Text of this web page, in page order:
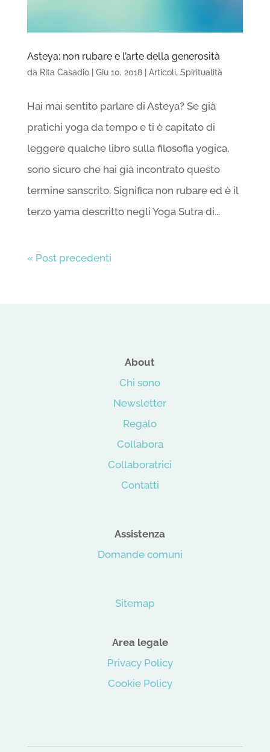
Asteya: non rubare e l’arte della generosità
da Rita Casadio| Giu 10, 2018| Articoli, Spiritualità
Hai mai sentito parlare di Asteya? Se già
pratichi yoga da tempo e ti è capitato di
leggere qualche libro sulla filosofia yogica,
sono sicuro che hai già incontrato questo
termine sanscrito. Significa non rubare ed è il
terzo yama descritto negli Yoga Sutra di...
« Post precedenti
About
Chi sono
Newsletter
Regalo
Collabora
Collaboratrici
Contatti
Assistenza
Domande comuni
Sitemap
Area legale
Privacy Policy
Cookie Policy